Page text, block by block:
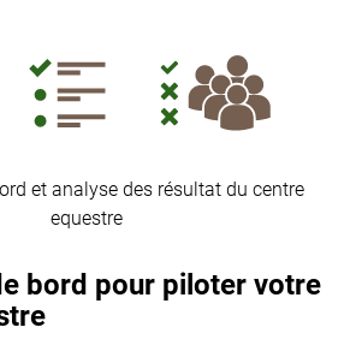
bord pour piloter votre